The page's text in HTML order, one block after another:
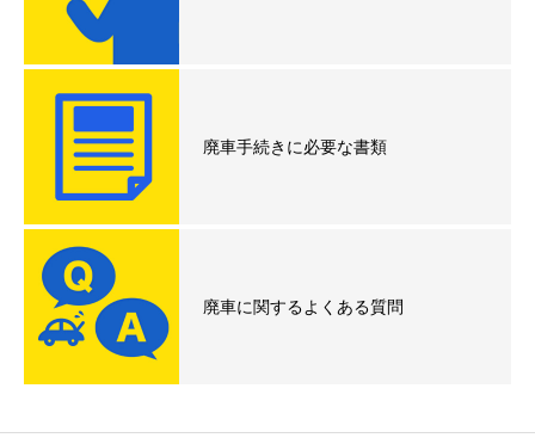
廃車手続きに必要な書類
廃車に関するよくある質問